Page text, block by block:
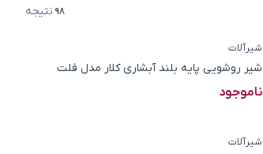
98 نتیجه
شیرآلات
شیر روشویی پایه بلند آبشاری کلار مدل فلت
ناموجود
شیرآلات